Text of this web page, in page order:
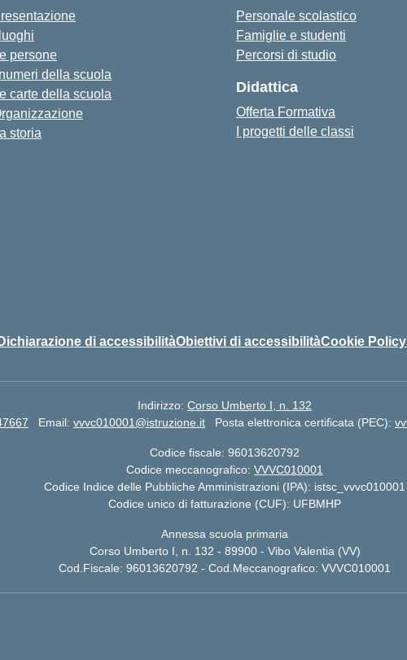
luoghi
persone
numeri della scuola
carte della scuola
storia
Personale scolastico
Famiglie e studenti
Percorsi di studio
Didattica
Offerta Formativa
I progetti delle classi
Dichiarazione di accessibilitàObiettivi di accessibilitàCookie Policy
Indirizzo: Corso Umberto I, n. 132
Email: vvvc010001@istruzione.it Posta elettronica certificata (PEC):
Codice fiscale: 96013620792
Codice meccanografico: VVVC010001
Codice Indice delle Pubbliche Amministrazioni (IPA): istsc_vvvc010001
Codice unico di fatturazione (CUF): UFBMHP
Annessa scuola primaria
Corso Umberto I, n. 132 - 89900 - Vibo Valentia (VV)
Cod.Fiscale: 96013620792 - Cod.Meccanografico: VVVC010001